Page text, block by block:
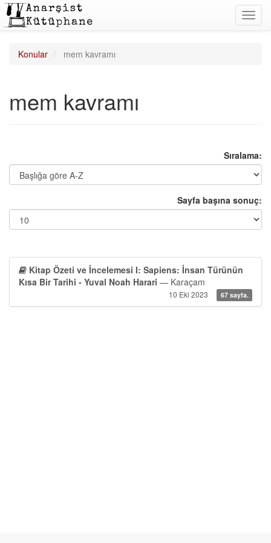
Konular mem kavramı
mem kavramı
Sıralama:
Sayfa başına sonuç:
Kitap Özeti ve İncelemesi I: Sapiens: İnsan Türünün
Kısa Bir Tarihi - Yuval Noah Harari — Karaçam
10 Eki 2023 67 sayfa.